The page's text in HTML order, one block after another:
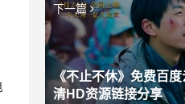
下一篇
《不止不休》免费百
清HD资源链接分享